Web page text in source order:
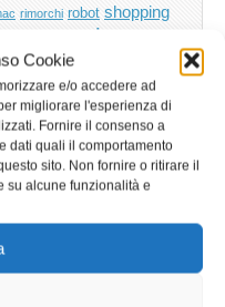
Cookie
e/o accedere ad
migliorare l'esperienza di
Fornire il consenso a
dati quali il comportamento
sito. Non fornire o ritirare il
su alcune funzionalità e
rimorchi robot shopping
supermarket